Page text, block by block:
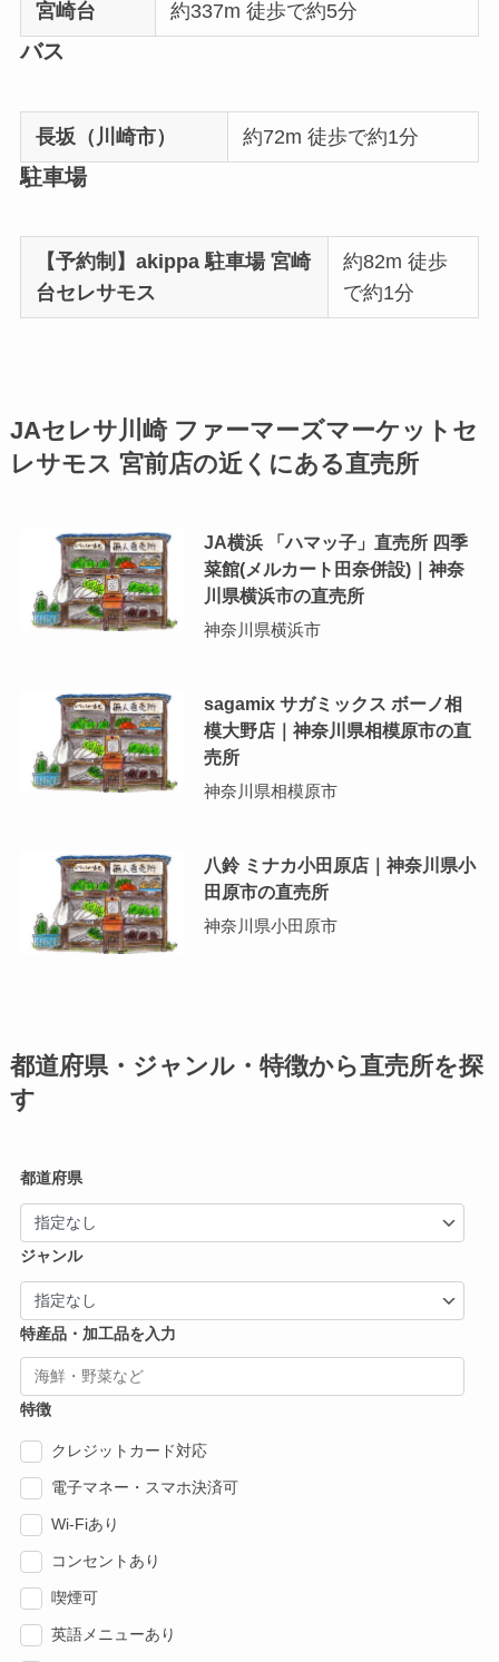
宮崎台 約337m 徒歩で約5分
バス
長坂（川崎市） 約72m 徒歩で約1分
駐車場
【予約制】akippa 駐車場 宮崎
台セレサモス
約82m 徒歩
で約1分
JAセレサ川崎 ファーマーズマーケットセ
レサモス 宮前店の近くにある直売所
JA横浜 「ハマッ子」直売所 四季
菜館(メルカート田奈併設)｜神奈
川県横浜市の直売所
神奈川県横浜市
sagamix サガミックス ボーノ相
模大野店｜神奈川県相模原市の直
売所
神奈川県相模原市
八鈴 ミナカ小田原店｜神奈川県小
田原市の直売所
神奈川県小田原市
都道府県・ジャンル・特徴から直売所を探
す
都道府県
ジャンル
特産品・加工品を入力
特徴
クレジットカード対応
電子マネー・スマホ決済可
Wi-Fiあり
コンセントあり
喫煙可
英語メニューあり